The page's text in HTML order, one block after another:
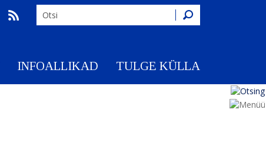
Otsing
INFOALLIKAD TULGE KÜLLA